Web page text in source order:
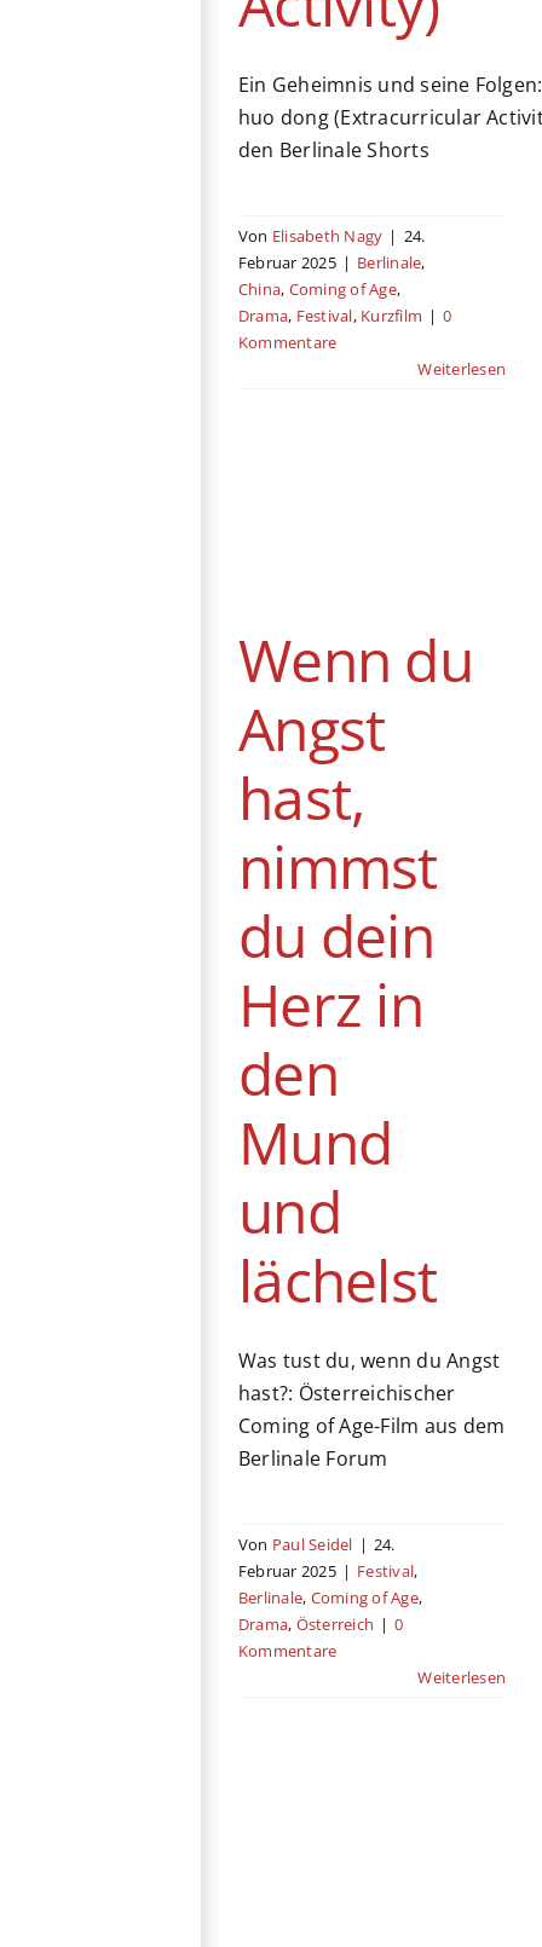
Ein Geheimnis und seine
huo dong (Extracurricular
den Berlinale Shorts
Von Elisabeth Nagy | 24.
Februar 2025 | Berlinale,
China, Coming of Age,
Drama, Festival, Kurzfilm | 0
Kommentare
Weiterlesen
Wenn du
Angst
hast,
nimmst
du dein
Herz in
den
Mund
und
lächelst
Was tust du, wenn du Angst
hast?: Österreichischer
Coming of Age-Film aus dem
Berlinale Forum
Von Paul Seidel | 24.
Februar 2025 | Festival,
Berlinale, Coming of Age,
Drama, Österreich | 0
Kommentare
Weiterlesen